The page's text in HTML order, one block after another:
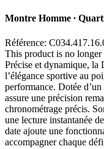
Montre Homme ∙
Référence:
This product is no longer
Précise et dynamique, la
l’élégance sportive au
performance. Dotée
assure une précision
chronométrage précis.
une lecture instantanée
date ajoute une
accompagner chaque